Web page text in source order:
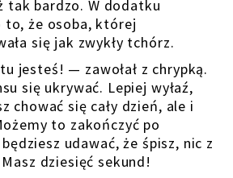
tak bardzo. W dodatku
to, że osoba, której
się jak zwykły tchórz.
jesteś! — zawołał z chrypką.
się ukrywać. Lepiej wyłaź,
chować się cały dzień, ale i
to zakończyć po
udawać, że śpisz, nic z
dziesięć sekund!